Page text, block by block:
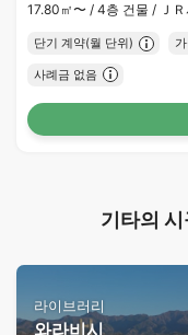
17.80㎡〜 / 4층 건물 / Ｊ
단기 계약(월 단위)
사례금 없음
기타의
라이브러리
와라비시